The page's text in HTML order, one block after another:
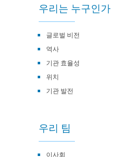
우리는 누구인가
글로벌 비전
역사
기관 효율성
위치
기관 발전
우리 팀
이사회